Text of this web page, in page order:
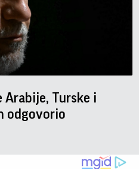
Arabije, Turske i
odgovorio